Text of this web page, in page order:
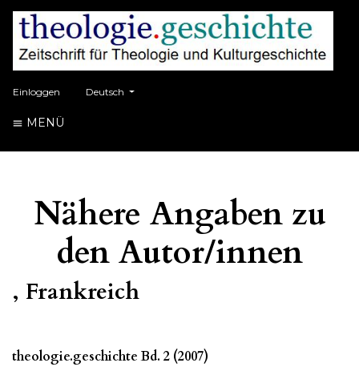
Einloggen ##plugins.themes.healthSciences.language.toggle##
Deutsch
MENÜ
Nähere Angaben zu
den Autor/innen
, Frankreich
theologie.geschichte Bd. 2 (2007)